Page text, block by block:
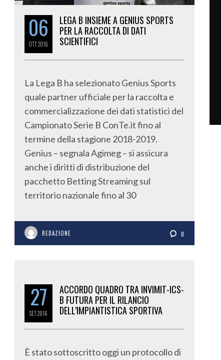
06
OTT2016
LEGA B INSIEME A GENIUS SPORTS
PER LA RACCOLTA DI DATI
SCIENTIFICI
La Lega B ha selezionato Genius Sports
quale partner ufficiale per la raccolta e
commercializzazione dei dati statistici del
Campionato Serie B ConTe.it fino al
termine della stagione 2018-2019.
Genius – segnala Agimeg – si assicura
anche i diritti di distribuzione del
pacchetto Betting Streaming sul
territorio nazionale fino al 30
REDAZIONE 0
27
SET2016
ACCORDO QUADRO TRA INVIMIT-ICS-
B FUTURA PER IL RILANCIO
DELL’IMPIANTISTICA SPORTIVA
È stato sottoscritto oggi un protocollo di